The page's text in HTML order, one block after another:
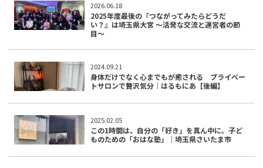
2026.06.18
2025年度最後の『つながってみたらどうだ
い？』は埼玉県大宮 〜活発な交流と運営者の節
目〜
2024.09.21
身体だけでなく心までもが癒される プライベー
トサロンで贅沢気分｜はるもにあ【後編】
2025.02.05
この1時間は、自分の「好き」を真ん中に。子ど
ものための「おはな塾」｜埼玉県さいたま市